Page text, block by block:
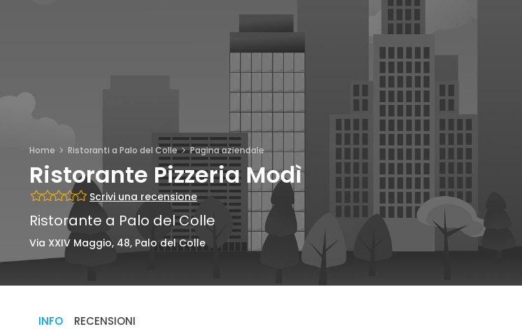
Home Ristoranti a Palo del Colle Pagina aziendale
Ristorante Pizzeria Modì
Scrivi una recensione
Ristorante a Palo del Colle
Via XXIV Maggio, 48, Palo del Colle
INFO RECENSIONI